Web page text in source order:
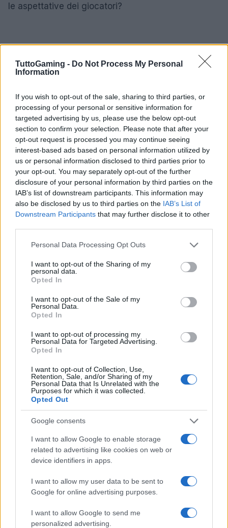
TuttoGaming - Do Not Process My Personal
Information
If you wish to opt-out of the sale, sharing to third parties, or
processing of your personal or sensitive information for
targeted advertising by us, please use the below opt-out
section to confirm your selection. Please note that after your
opt-out request is processed you may continue seeing
interest-based ads based on personal information utilized by
us or personal information disclosed to third parties prior to
your opt-out. You may separately opt-out of the further
disclosure of your personal information by third parties on the
IAB’s list of downstream participants. This information may
also be disclosed by us to third parties on the IAB’s List of
Downstream Participants that may further disclose it to other
Please note that this website/app uses one or more Google
not limited to your visit or usage behaviour. You may click to
grant or deny consent to Google and its third-party tags to
use your data for below specified purposes in below Google
consent section.
Personal Data Processing Opt Outs
I want to opt-out of the Sharing of my
personal data.
Opted In
I want to opt-out of the Sale of my
Personal Data.
Opted In
I want to opt-out of processing my
Personal Data for Targeted Advertising.
Opted In
I want to opt-out of Collection, Use,
Retention, Sale, and/or Sharing of my
Personal Data that Is Unrelated with the
Purposes for which it was collected.
Opted Out
Google consents
I want to allow Google to enable storage
related to advertising like cookies on web or
device identifiers in apps.
I want to allow my user data to be sent to
Google for online advertising purposes.
I want to allow Google to send me
personalized advertising.
le aspettative dei giocatori?
AUTORE
AiAdhubMedia
Continua a leggere